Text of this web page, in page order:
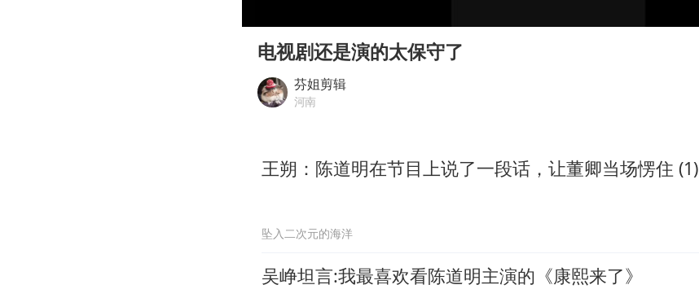
泰国一女公务员妆容引争议 本人回应
女子利用漏洞0元薅走3000多件家电
24小时不关空调 电费会更低吗
电视剧还是演的太保守了
芬姐剪辑
河南
王朔：陈道明在节目上说了一段话，让董卿当场愣住 (1)
坠入二次元的海洋
吴峥坦言:我最喜欢看陈道明主演的《康熙来了》